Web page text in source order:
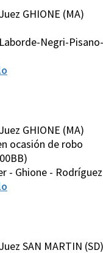
GHIONE (MA)
Negri-
GHIONE (MA)
ocasión de robo
- Ghione -
SAN MARTIN (SD)